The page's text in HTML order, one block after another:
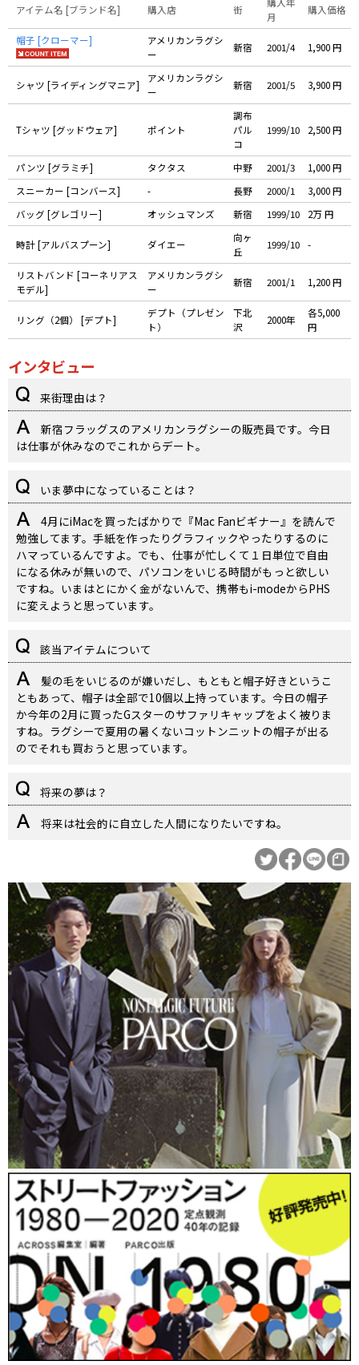
アイテム名 [ブランド名] 購入店 街
月
購入価格
帽子 [クローマー]
アメリカンラグシ
ー
新宿 2001/4 1,900 円
シャツ [ライディングマニア]
アメリカンラグシ
ー
新宿 2001/5 3,900 円
Tシャツ [グッドウェア] ポイント
調布
パル
コ
1999/10 2,500 円
パンツ [グラミチ] タクタス 中野 2001/3
1,000 円
スニーカー [コンバース]
- 長野 2000/1
3,000 円
バッグ [グレゴリー]
オッシュマンズ 新宿 1999/10 2万 円
時計 [アルバスプーン] ダイエー
向ヶ
丘
1999/10 -
リストバンド [コーネリアス
モデル]
アメリカンラグシ
ー
新宿 2001/1 1,200 円
リング（2個） [デプト]
デプト（プレゼン
ト）
下北
沢
2000年
各5,000
円
インタビュー
来街理由は？
新宿フラッグスのアメリカンラグシーの販売員です。今日
は仕事が休みなのでこれからデート。
いま夢中になっていることは？
4月にiMacを買ったばかりで『Mac Fanビギナー』を読んで
勉強してます。手紙を作ったりグラフィックやったりするのに
ハマっているんですよ。でも、仕事が忙しくて１日単位で自由
になる休みが無いので、パソコンをいじる時間がもっと欲しい
ですね。いまはとにかく金がないんで、携帯もi-modeからPHS
に変えようと思っています。
該当アイテムについて
髪の毛をいじるのが嫌いだし、もともと帽子好きというこ
ともあって、帽子は全部で10個以上持っています。今日の帽子
か今年の2月に買ったGスターのサファリキャップをよく被りま
すね。ラグシーで夏用の暑くないコットンニットの帽子が出る
のでそれも買おうと思っています。
将来の夢は？
将来は社会的に自立した人間になりたいですね。